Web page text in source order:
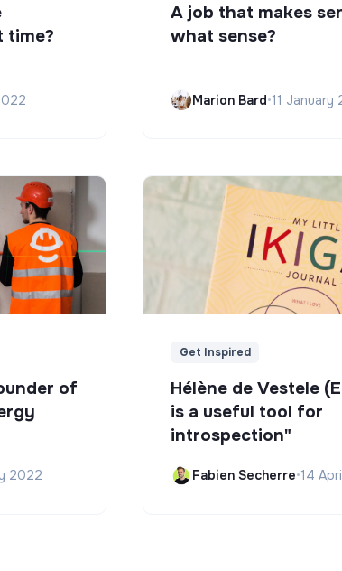
time?
A job that makes
what sense?
Marion Bard•11 January
of
2022
Get Inspired
Hélène de Vestele
is a useful tool for
introspection"
Fabien Secherre•14